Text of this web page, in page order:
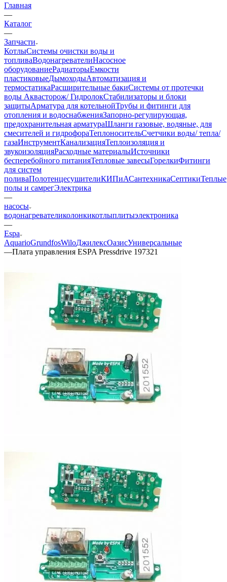
Главная
—
Каталог
—
Запчасти
КотлыСистемы очистки воды и
топливаВодонагревателиНасосное
оборудованиеРадиаторыЕмкости
пластиковыеДымоходыАвтоматизация и
термостатикаРасширительные бакиСистемы от протечки
воды Аквасторож/ ГидролокСтабилизаторы и блоки
защитыАрматура для котельнойТрубы и фитинги для
отопления и водоснабженияЗапорно-регулирующая,
предохранительная арматураШланги газовые, водяные, для
смесителей и гидрофораТеплоносительСчетчики воды/ тепла/
газаИнструментКанализацияТеплоизоляция и
звукоизоляцияРасходные материалыИсточники
бесперебойного питанияТепловые завесыГорелкиФитинги
для систем
поливаПолотенцесушителиКИПиАСантехникаСептикиТеплые
полы и самрегЭлектрика
—
насосы
водонагревателиколонкикотлыплитыэлектроника
—
Espa
AquarioGrundfosWiloДжилексОазисУниверсальные
—Плата управления ESPA Pressdrive 197321